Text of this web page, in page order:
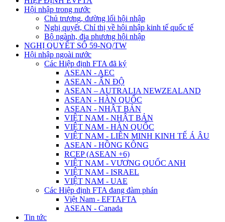
Hội nhập trong nước
Chủ trương, đường lối hội nhập
Nghị quyết, Chỉ thị về hội nhập kinh tế quốc tế
Bộ ngành, địa phương hội nhập
NGHỊ QUYẾT SỐ 59-NQ/TW
Hội nhập ngoài nước
Các Hiệp định FTA đã ký
ASEAN - AEC
ASEAN - ẤN ĐỘ
ASEAN – AUTRALIA NEWZEALAND
ASEAN - HÀN QUỐC
ASEAN - NHẬT BẢN
VIỆT NAM - NHẬT BẢN
VIỆT NAM - HÀN QUỐC
VIỆT NAM - LIÊN MINH KINH TẾ Á ÂU
ASEAN - HỒNG KÔNG
RCEP (ASEAN +6)
VIỆT NAM - VƯƠNG QUỐC ANH
VIỆT NAM - ISRAEL
VIỆT NAM - UAE
Các Hiệp định FTA đang đàm phán
Việt Nam - EFTAFTA
ASEAN - Canada
Tin tức